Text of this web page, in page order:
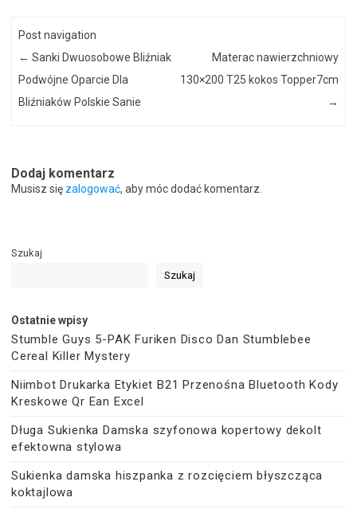
Post navigation
← Sanki Dwuosobowe Bliźniak
Podwójne Oparcie Dla
Bliźniaków Polskie Sanie
Materac nawierzchniowy
130×200 T25 kokos Topper7cm
→
Dodaj komentarz
Musisz się zalogować, aby móc dodać komentarz.
Szukaj
Szukaj
Ostatnie wpisy
Stumble Guys 5-PAK Furiken Disco Dan Stumblebee
Cereal Killer Mystery
Niimbot Drukarka Etykiet B21 Przenośna Bluetooth Kody
Kreskowe Qr Ean Excel
Długa Sukienka Damska szyfonowa kopertowy dekolt
efektowna stylowa
Sukienka damska hiszpanka z rozcięciem błyszcząca
koktajlowa